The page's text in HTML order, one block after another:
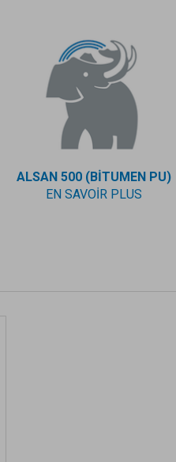
ALSAN 500 (BITUMEN PU)
EN SAVOIR PLUS